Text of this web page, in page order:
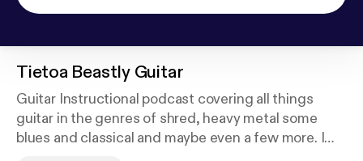
Tietoa Beastly Guitar
Guitar Instructional podcast covering all things
guitar in the genres of shred, heavy metal some
blues and classical and maybe even a few more. I